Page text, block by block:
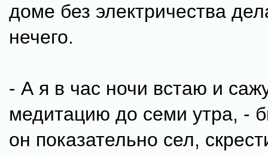
доме без электричества
нечего.
- А я в час ночи встаю и
медитацию до семи утра, -
он показательно сел,